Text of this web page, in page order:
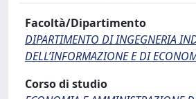
Facoltà/Dipartimento
DIPARTIMENTO DI INGEGNERIA
DELL’INFORMAZIONE E DI
Corso di studio